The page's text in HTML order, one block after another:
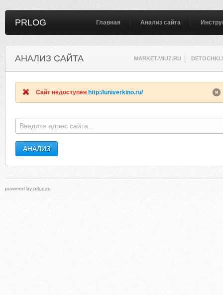
PRLOG Главная Анализ сайта
АНАЛИЗ САЙТА MARKET.MIUZ.RU
Сайт недоступен http://univerkino.ru/
powered by prlog.ru